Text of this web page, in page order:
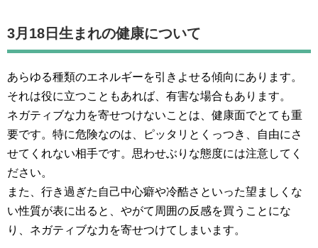
3月18日生まれの健康について
あらゆる種類のエネルギーを引きよせる傾向にあります。
それは役に立つこともあれば、有害な場合もあります。
ネガティブな力を寄せつけないことは、健康面でとても重
要です。特に危険なのは、ピッタリとくっつき、自由にさ
せてくれない相手です。思わせぶりな態度には注意してく
ださい。
また、行き過ぎた自己中心癖や冷酷さといった望ましくな
い性質が表に出ると、やがて周囲の反感を買うことにな
り、ネガティブな力を寄せつけてしまいます。